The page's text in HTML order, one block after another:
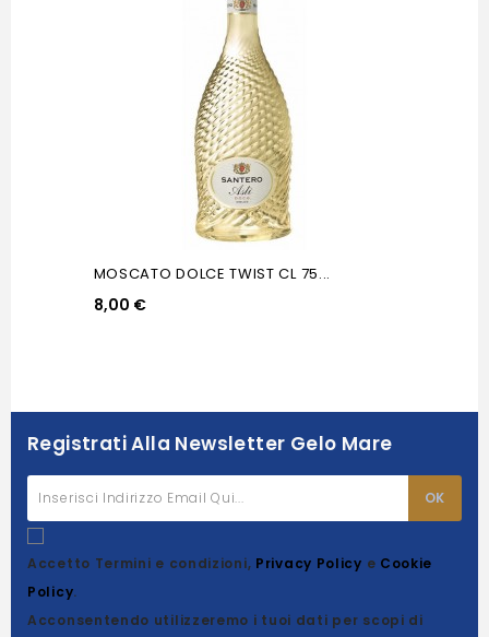
MOSCATO DOLCE TWIST CL 75...
8,00 €
Registrati Alla Newsletter Gelo Mare
Accetto Termini e condizioni, Privacy Policy e Cookie
Policy.
Acconsentendo utilizzeremo i tuoi dati per scopi di